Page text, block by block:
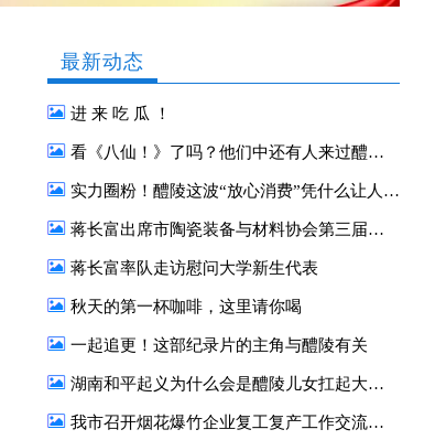
最新动态
进 来 吃 瓜 ！
看《八仙！》了吗？他们中还有人来过醴陵！
实力圈粉！醴陵这波“放心消费”凭什么让人一来再来？
蒋长富出席市陶瓷装备与材料协会第三届二次会员大会
蒋长富率队走访慰问大学新生代表
秋天的第一杯咖啡，这里请你喝
一起追更！这部纪录片的主角与醴陵有关
湖南和平起义为什么会是醴陵儿女扛起大旗？
我市召开烟花爆竹企业复工复产工作交流座谈会